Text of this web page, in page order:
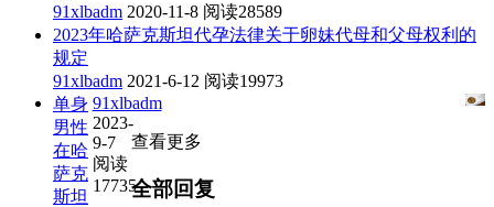
91xlbadm 2020-11-8 阅读28589
2023年哈萨克斯坦代孕法律关于卵妹代母和父母权利的
规定
91xlbadm 2021-6-12 阅读19973
单身
男性
在哈
萨克
斯坦
91xlbadm
2023-
9-7
阅读
17735
查看更多
全部回复